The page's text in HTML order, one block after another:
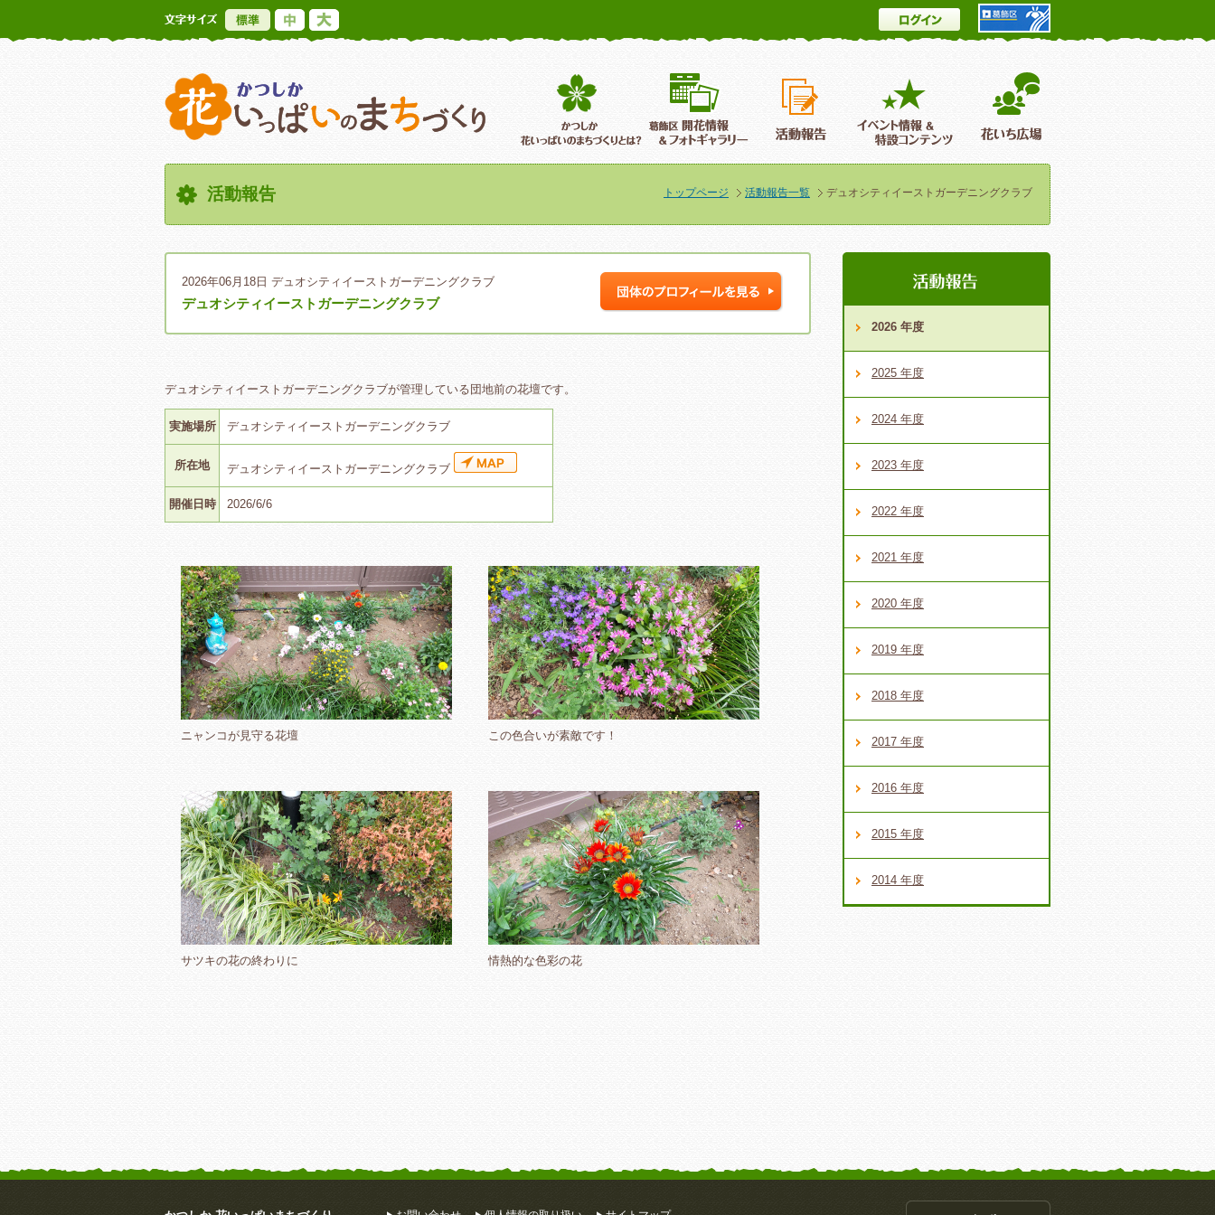
標準 ログイン
かつしか花いっぱいのまちづくり葛飾区花いっぱいのまちづくりとは葛飾区開花情報＆フォトギャラリー イベント情報 ＆特設コンテンツ
活動報告 トップページ 活動報告一覧 デュオシティイーストガーデニングクラブ
2026年06月18日 デュオシティイーストガーデニングクラブ
デュオシティイーストガーデニングクラブ
デュオシティイーストガーデニングクラブが管理している団地前の花壇です。
実施場所 デュオシティイーストガーデニングクラブ
所在地 デュオシティイーストガーデニングクラブ
開催日時 2026/6/6
ニャンコが見守る花壇 この色合いが素敵です！
サツキの花の終わりに 情熱的な色彩の花
2026 年度
2025 年度
2024 年度
2023 年度
2022 年度
2021 年度
2020 年度
2019 年度
2018 年度
2017 年度
2016 年度
2015 年度
2014 年度